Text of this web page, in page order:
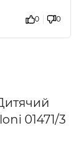
0 0
01471/3